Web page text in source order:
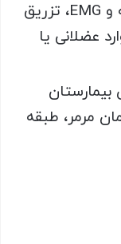
مثل نوار مغز، نوار عصب و عضله و EMG، تزریق
عضلانی یا
بیمارستان
43، ساختمان مرمر، طبقه